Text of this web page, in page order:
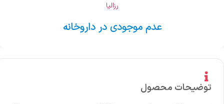
رزالیا
عدم موجودی در داروخانه
توضیحات محصول